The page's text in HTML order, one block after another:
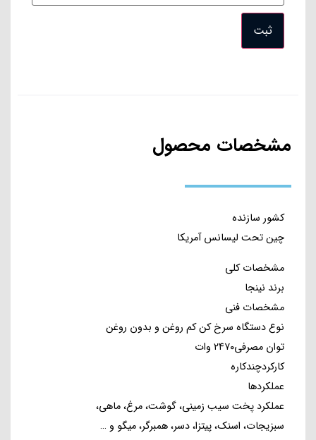
مشخصات محصول
کشور سازنده
چین تحت لیسانس آمریکا
مشخصات کلی
برند نینجا
مشخصات فنی
نوع دستگاه سرخ کن کم روغن و بدون روغن
توان مصرفی۲۴۷۰ وات
کارکردچندکاره
عملکردها
عملکرد پخت سیب زمینی، گوشت، مرغ، ماهی،
سبزیجات، اسنک، پیتزا، دسر، همبرگر، میگو و …